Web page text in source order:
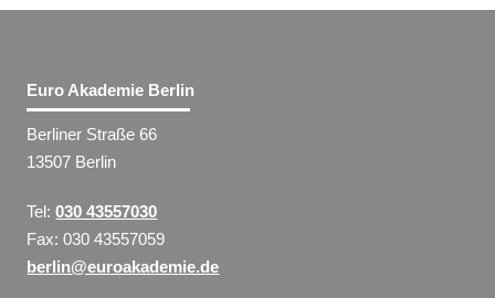
Euro Akademie Berlin
Berliner Straße 66
13507 Berlin
Tel:030 43557030
Fax: 030 43557059
berlin@euroakademie.de